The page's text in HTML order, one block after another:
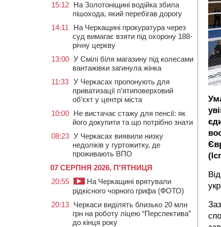
15:12 На Золотоніщині водійка збила
пішохода, який перебігав дорогу
14:11
На Черкащині прокуратура через
суд вимагає взяти під охорону 188-
річну церкву
13:00 У Смілі біля магазину під колесами
вантажівки загинула жінка
11:33 У Черкасах пропонують для
приватизації п’ятиповерховий
об’єкт у центрі міста
10:00 Не вистачає стажу для пенсії: як
його докупити та що потрібно знати
08:23 У Черкасах виявили низку
недоліків у гуртожитку, де
проживають ВПО
07 СЕРПНЯ 2026, П'ЯТНИЦЯ
20:55
На Черкащині врятували
рідкісного чорного грифа (ФОТО)
20:13 Черкаси виділять близько 20 млн
грн на роботу ліцею “Перспектива”
до кінця року